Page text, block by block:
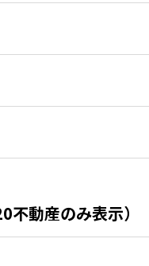
動産のみ表示）